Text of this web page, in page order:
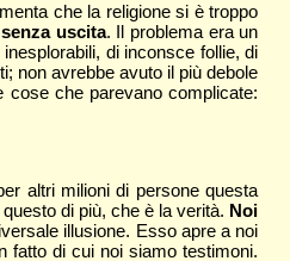
che la religione si è troppo
uscita. Il problema era un
di inconsce follie, di
non avrebbe avuto il più debole
cose che parevano complicate:
altri milioni di persone questa
di più, che è la verità. Noi
illusione. Esso apre a noi
fatto di cui noi siamo testimoni.